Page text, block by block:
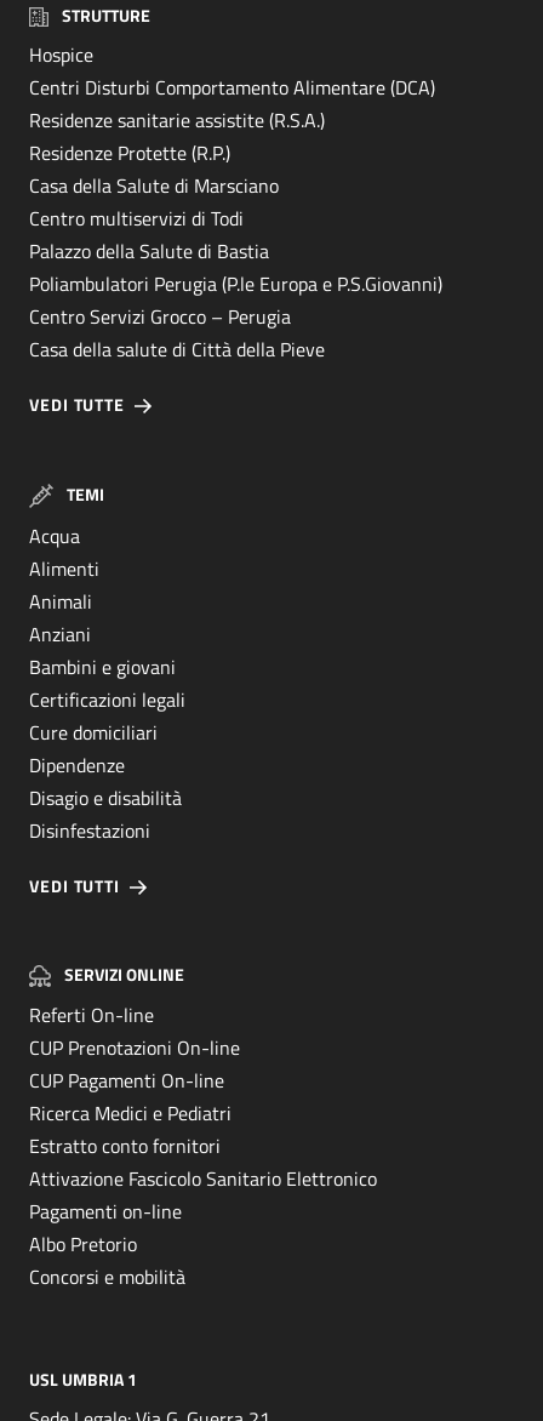
STRUTTURE
Hospice
Centri Disturbi Comportamento Alimentare (DCA)
Residenze sanitarie assistite (R.S.A.)
Residenze Protette (R.P.)
Casa della Salute di Marsciano
Centro multiservizi di Todi
Palazzo della Salute di Bastia
Poliambulatori Perugia (P.le Europa e P.S.Giovanni)
Centro Servizi Grocco – Perugia
Casa della salute di Città della Pieve
VEDI TUTTE
TEMI
Acqua
Alimenti
Animali
Anziani
Bambini e giovani
Certificazioni legali
Cure domiciliari
Dipendenze
Disagio e disabilità
Disinfestazioni
VEDI TUTTI
SERVIZI ONLINE
Referti On-line
CUP Prenotazioni On-line
CUP Pagamenti On-line
Ricerca Medici e Pediatri
Estratto conto fornitori
Attivazione Fascicolo Sanitario Elettronico
Pagamenti on-line
Albo Pretorio
Concorsi e mobilità
USL UMBRIA 1